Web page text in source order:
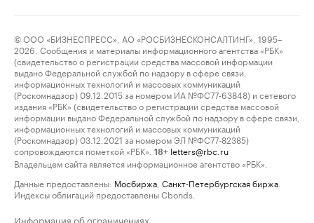
© ООО «БИЗНЕСПРЕСС», АО «РОСБИЗНЕСКОНСАЛТИНГ», 1995–
2026. Сообщения и материалы информационного агентства «РБК»
(свидетельство о регистрации средства массовой информации
выдано Федеральной службой по надзору в сфере связи,
информационных технологий и массовых коммуникаций
(Роскомнадзор) 09.12.2015 за номером ИА №ФС77-63848) и сетевого
издания «РБК» (свидетельство о регистрации средства массовой
информации выдано Федеральной службой по надзору в сфере связи,
информационных технологий и массовых коммуникаций
(Роскомнадзор) 03.12.2021 за номером ЭЛ №ФС77-82385)
сопровождаются пометкой «РБК».
18+ letters@rbc.ru
Владельцем сайта является информационное агентство «РБК».
Данные предоставлены: Мосбиржа Санкт-Петербургская биржа
Индексы облигаций предоставлены Cbonds.
Информация об ограничениях